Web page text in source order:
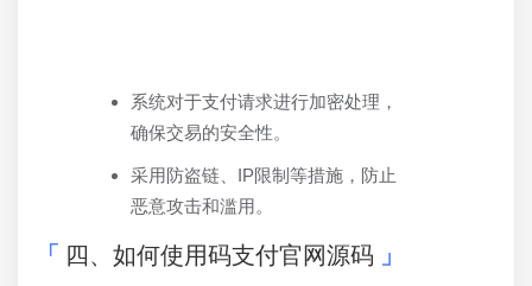
系统对于支付请求进行加密处理，
确保交易的安全性。
采用防盗链、IP限制等措施，防止
恶意攻击和滥用。
四、如何使用码支付官网源码